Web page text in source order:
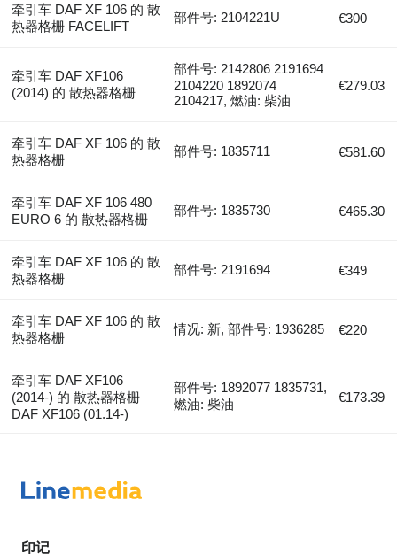
牵引车 DAF XF 106 的 散
热器格栅 FACELIFT
部件号: 2104221U €300
牵引车 DAF XF106
(2014) 的 散热器格栅
部件号: 2142806 2191694
2104220 1892074
2104217, 燃油: 柴油
€279.03
牵引车 DAF XF 106 的 散
热器格栅
部件号: 1835711 €581.60
牵引车 DAF XF 106 480
EURO 6 的 散热器格栅
部件号: 1835730 €465.30
牵引车 DAF XF 106 的 散
热器格栅
部件号: 2191694 €349
牵引车 DAF XF 106 的 散
热器格栅
情况: 新, 部件号: 1936285 €220
牵引车 DAF XF106
(2014-) 的 散热器格栅
DAF XF106 (01.14-)
部件号: 1892077 1835731,
燃油: 柴油
€173.39
印记